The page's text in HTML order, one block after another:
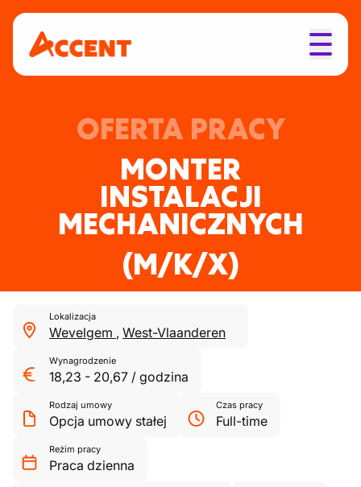
OFERTA PRACY
MONTER
INSTALACJI
MECHANICZNYCH
(M/K/X)
Lokalizacja
Wevelgem , West-Vlaanderen
Wynagrodzenie
18,23 - 20,67 / godzina
Rodzaj umowy
Opcja umowy stałej
Czas pracy
Full-time
Reżim pracy
Praca dzienna